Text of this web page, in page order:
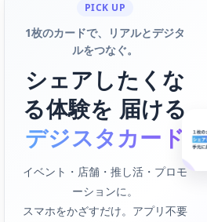
PICK UP
1枚のカードで、リアルとデジタ
ルをつなぐ。
シェアしたくな
る体験を 届ける
デジスタカード
イベント・店舗・推し活・プロモ
ーションに。
スマホをかざすだけ。アプリ不要